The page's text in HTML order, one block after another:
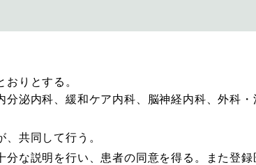
りとする。
泌内科、緩和ケア内科、脳神経内科、外科
共同して行う。
な説明を行い、患者の同意を得る。また登